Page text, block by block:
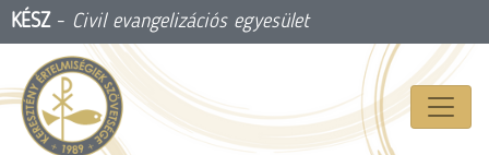
KÉSZ- Civil evangelizációs egyesület